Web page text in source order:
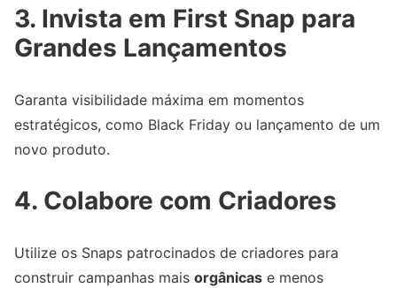
3. Invista em First Snap para
Grandes Lançamentos
Garanta visibilidade máxima em momentos
estratégicos, como Black Friday ou lançamento de um
novo produto.
4. Colabore com Criadores
Utilize os Snaps patrocinados de criadores para
construir campanhas mais orgânicas e menos